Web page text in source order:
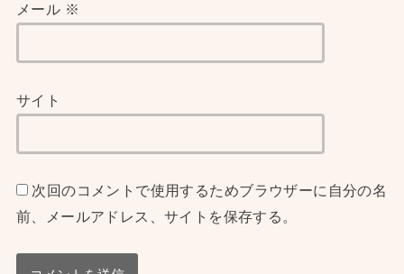
メール ※
サイト
次回のコメントで使用するためブラウザーに自分の名
前、メールアドレス、サイトを保存する。